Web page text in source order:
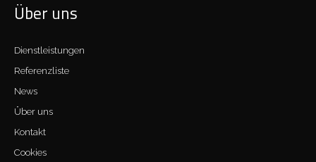
Über uns
Dienstleistungen
Referenzliste
News
Über uns
Kontakt
Cookies